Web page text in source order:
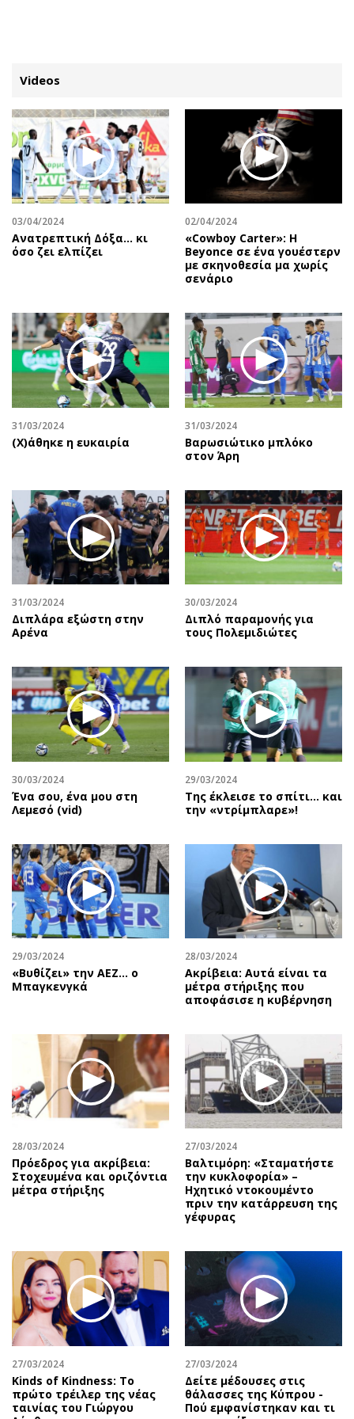
ΚΑΤΗΓΟΡΙΕΣ ΣΥΝΔΕΣΗ
Κύπρος
Παιδεία
Υγεία
Πολιτική
Βουλευτικές 2026
Δημοσκοπήσεις
Διπλωματία
Αθλητισμός
Κύπρος
Διεθνή
Οικονομία
Real Estate
Επιχειρήσεις
Αγορές
Money Review
AstroBank Properties
Ενέργεια
Ναυτιλία
Περιβάλλον
Ελλάδα
Κόσμος
Παράξενα
Πολιτισμός
Θέατρο-Χορός
Μουσική
Εικαστικά
Βιβλίο
Χειρόγραφα
Απόψεις
Αρθρογραφία
The Hill
Υγεία
Αγγελίες
Ενοικιάζονται
Ζητούν εργασία
Θέσεις εργασίας
Geek
Νέα
Social
Αυτοκίνηση
Πολιτική
Οικονομία
Γενικά
Αναδρομές
Πρόσωπα
Περιβάλλον
Γυναίκα
Showbiz
Ταξίδια
Συνταγές
Έξοδος
Media
Εκπομπές
Podcasts
Uncut
Προσφορές
Προσωπικότητες στην ''Κ''
Επιστολές
Videos
03/04/2024
Ανατρεπτική Δόξα… κι
όσο ζει ελπίζει
02/04/2024
«Cowboy Carter»: H
Beyonce σε ένα γουέστερν
με σκηνοθεσία μα χωρίς
σενάριο
31/03/2024
(X)άθηκε η ευκαιρία
31/03/2024
Βαρωσιώτικο μπλόκο
στον Άρη
31/03/2024
Διπλάρα εξώστη στην
Αρένα
30/03/2024
Διπλό παραμονής για
τους Πολεμιδιώτες
30/03/2024
Ένα σου, ένα μου στη
Λεμεσό (vid)
29/03/2024
Της έκλεισε το σπίτι… και
την «ντρίμπλαρε»!
29/03/2024
«Βυθίζει» την ΑΕΖ… ο
Μπαγκενγκά
28/03/2024
Ακρίβεια: Αυτά είναι τα
μέτρα στήριξης που
αποφάσισε η κυβέρνηση
28/03/2024
Πρόεδρος για ακρίβεια:
Στοχευμένα και οριζόντια
μέτρα στήριξης
27/03/2024
Βαλτιμόρη: «Σταματήστε
την κυκλοφορία» –
Ηχητικό ντοκουμέντο
πριν την κατάρρευση της
γέφυρας
27/03/2024
Kinds of Kindness: Το
πρώτο τρέιλερ της νέας
ταινίας του Γιώργου
27/03/2024
Δείτε μέδουσες στις
θάλασσες της Κύπρου -
Πού εμφανίστηκαν και τι